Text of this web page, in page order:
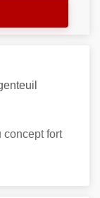
concept fort